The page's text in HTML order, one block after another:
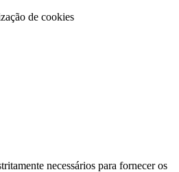
de cookies
necessários para fornecer os